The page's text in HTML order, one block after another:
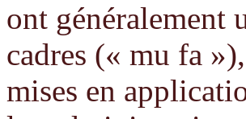
ont généralement
cadres (« mu fa
mises en